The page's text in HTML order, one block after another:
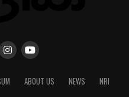
ABOUT US NEWS NRI